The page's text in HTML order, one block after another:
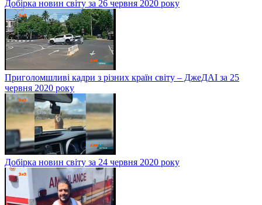
Добірка новин світу за 26 червня 2020 року
Приголомшливі кадри з різних країн світу – ДжеДАІ за 25
червня 2020 року
Добірка новин світу за 24 червня 2020 року